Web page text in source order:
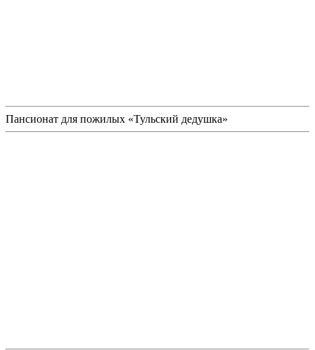
Пансионат для пожилых «Тульский дедушка»